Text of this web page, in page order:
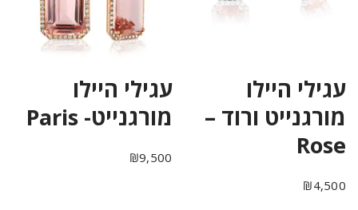
עגילי היילו
מורגנייט ורוד –
Rose
₪4,500
עגילי היילו
מורגנייט- Paris
₪9,500